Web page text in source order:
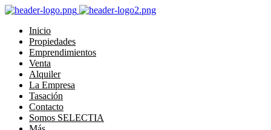
Inicio
Propiedades
Emprendimientos
Venta
Alquiler
La Empresa
Tasación
Contacto
Somos SELECTIA